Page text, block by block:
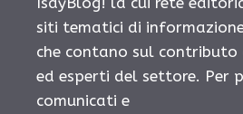
siti tematici di
che contano sul
ed esperti del settore. Per
comunicati e